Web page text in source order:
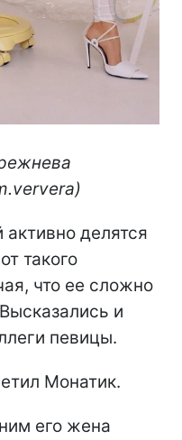
делятся
такого
что ее сложно
и
певицы.
Монатик.
его жена